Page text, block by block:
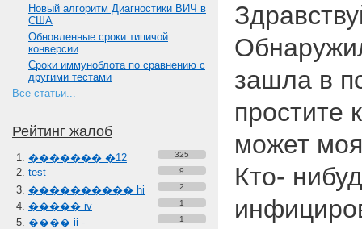
Новый алгоритм Диагностики ВИЧ в
США
Обновленные сроки типичой
конверсии
Сроки иммуноблота по сравнению с
другими тестами
Все статьи...
Рейтинг жалоб
������� �12 325
test 9
���������� hi 2
����� iv 1
���� ii -
1
зашла в
простите
может
Кто-